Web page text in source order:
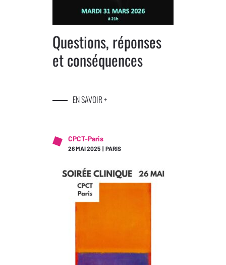
Questions, réponses
et conséquences
EN SAVOIR +
CPCT-Paris
26 MAI 2025 | PARIS